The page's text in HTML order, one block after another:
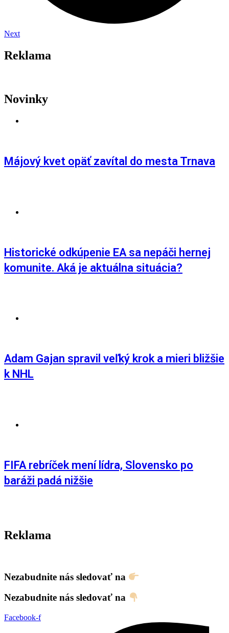
Next
Reklama
Novinky
Májový kvet opäť zavítal do mesta Trnava
Historické odkúpenie EA sa nepáči hernej
komunite. Aká je aktuálna situácia?
Adam Gajan spravil veľký krok a mieri bližšie
k NHL
FIFA rebríček mení lídra, Slovensko po
baráži padá nižšie
Reklama
Nezabudnite nás sledovať na
Nezabudnite nás sledovať na
Facebook-f